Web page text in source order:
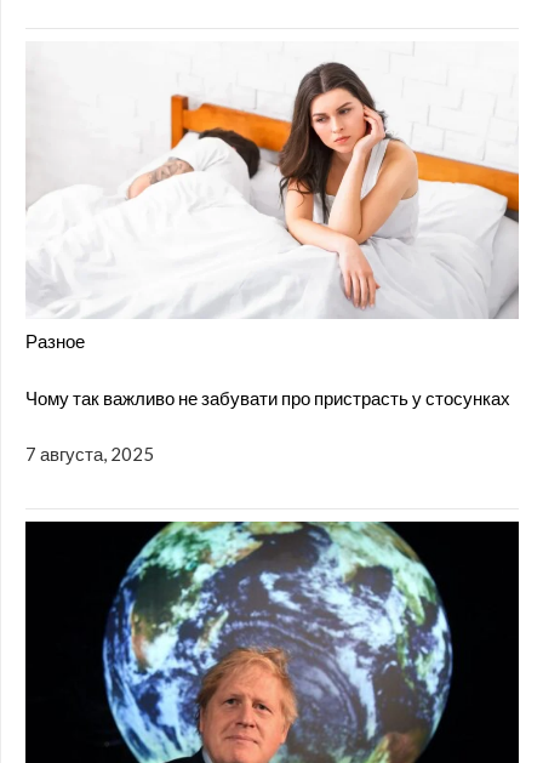
Разное
Чому так важливо не забувати про пристрасть у стосунках
7 августа, 2025